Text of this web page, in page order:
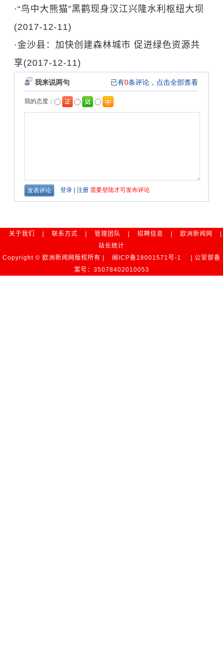
·“鸟中大熊猫”黑鹳现身汉江兴隆水利枢纽大坝
(2017-12-11)
·金沙县：加快创建森林城市 促进绿色资源共
享(2017-12-11)
关于我们 联系方式 管理团队 招聘信息 欧洲新闻网
站长统计
Copyright © 欧洲新闻网版权所有 |
闽ICP备18001571号-1
| 公安部备
案号：35078402010053